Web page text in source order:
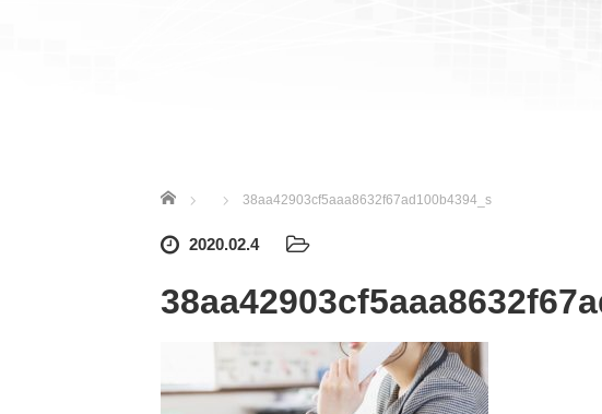
ホーム 38aa42903cf5aaa8632f67ad100b4394_s
2020.02.4